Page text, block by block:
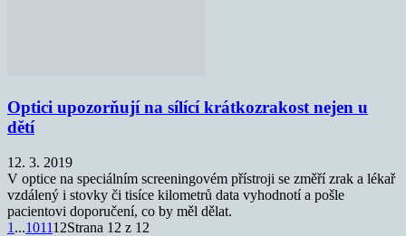
Optici upozorňují na sílící krátkozrakost nejen u
dětí
12. 3. 2019
V optice na speciálním screeningovém přístroji se změří zrak a lékař
vzdálený i stovky či tisíce kilometrů data vyhodnotí a pošle
pacientovi doporučení, co by měl dělat.
1 ...101112Strana 12 z 12